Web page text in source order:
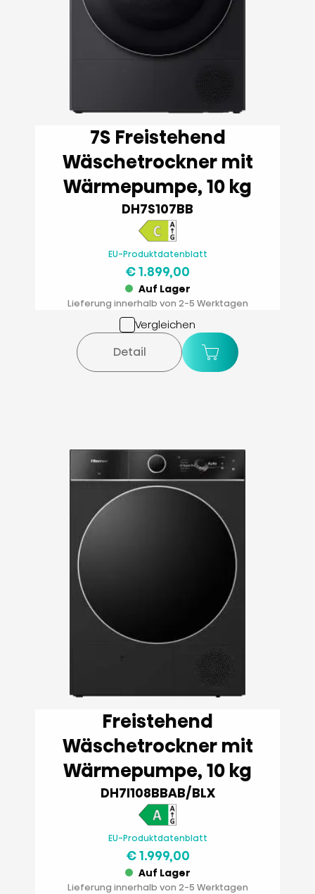
7S Freistehend
Wäschetrockner mit
Wärmepumpe, 10 kg
DH7S107BB
EU-Produktdatenblatt
€ 1.899,00
Auf Lager
Lieferung innerhalb von 2-5 Werktagen
Vergleichen
Detail
Freistehend
Wäschetrockner mit
Wärmepumpe, 10 kg
DH7I108BBAB/BLX
EU-Produktdatenblatt
€ 1.999,00
Auf Lager
Lieferung innerhalb von 2-5 Werktagen